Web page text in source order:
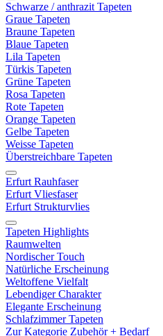
Schwarze / anthrazit Tapeten
Graue Tapeten
Braune Tapeten
Blaue Tapeten
Lila Tapeten
Türkis Tapeten
Grüne Tapeten
Rosa Tapeten
Rote Tapeten
Orange Tapeten
Gelbe Tapeten
Weisse Tapeten
Überstreichbare Tapeten
Erfurt Rauhfaser
Erfurt Vliesfaser
Erfurt Strukturvlies
Tapeten Highlights
Raumwelten
Nordischer Touch
Natürliche Erscheinung
Weltoffene Vielfalt
Lebendiger Charakter
Elegante Erscheinung
Schlafzimmer Tapeten
Zur Kategorie Zubehör + Bedarf